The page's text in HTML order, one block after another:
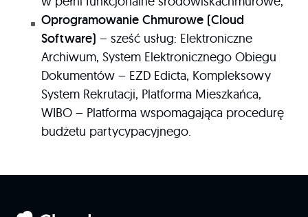
Oprogramowanie Chmurowe (Cloud
Software) – sześć usług: Elektroniczne
Archiwum, System Elektronicznego Obiegu
Dokumentów – EZD Edicta, Kompleksowy
System Rekrutacji, Platforma Mieszkańca,
WIBO – Platforma wspomagająca procedurę
budżetu partycypacyjnego.